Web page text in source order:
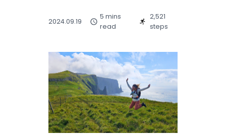
2024.09.19
5 mins
read
2,521
steps